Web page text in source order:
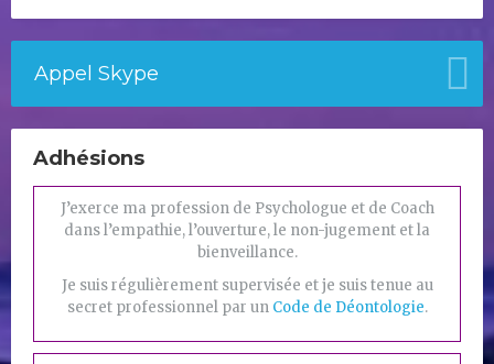
Appel Skype
Adhésions
J’exerce ma profession de Psychologue et de Coach
dans l’empathie, l’ouverture, le non-jugement et la
bienveillance.
Je suis régulièrement supervisée et je suis tenue au
secret professionnel par un Code de Déontologie.